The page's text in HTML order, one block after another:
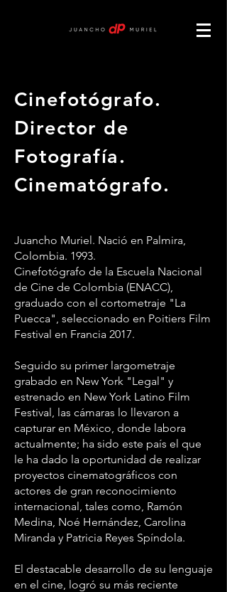
Cinefotógrafo.
Director de
Fotografía.
Cinematógrafo.
Juancho Muriel. Nació en Palmira,
Colombia. 1993.
Cinefotógrafo de la Escuela Nacional
de Cine de Colombia (ENACC),
graduado con el cortometraje "La
Puecca", seleccionado en Poitiers Film
Festival en Francia 2017.
Seguido su primer largometraje
grabado en New York "Legal" y
estrenado en New York Latino Film
Festival, las cámaras lo llevaron a
capturar en México, donde labora
actualmente; ha sido este país el que
le ha dado la oportunidad de realizar
proyectos cinematográficos con
actores de gran reconocimiento
internacional, tales como, Ramón
Medina, Noé Hernández, Carolina
Miranda y Patricia Reyes Spíndola.
El destacable desarrollo de su lenguaje
en el cine, logró su más reciente